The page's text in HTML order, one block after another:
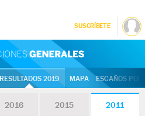
SUSCRÍBETE
RESULTADOS 2019 MAPA ESCAÑOS
2016 2015 2011